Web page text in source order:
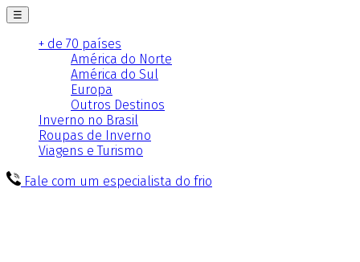
☰
+ de 70 países
América do Norte
América do Sul
Europa
Outros Destinos
Inverno no Brasil
Roupas de Inverno
Viagens e Turismo
Fale com um especialista do frio